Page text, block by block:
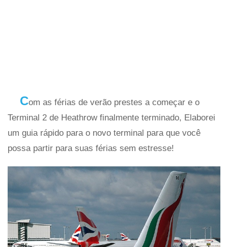
Com as férias de verão prestes a começar e o
Terminal 2 de Heathrow finalmente terminado, Elaborei
um guia rápido para o novo terminal para que você
possa partir para suas férias sem estresse!